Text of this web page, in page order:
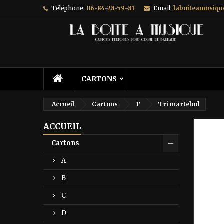
Téléphone: 06-84-28-59-81 Email:
CARTONS
Accueil Cartons T Tri martelod
ACCUEIL
Cartons
A
B
C
D